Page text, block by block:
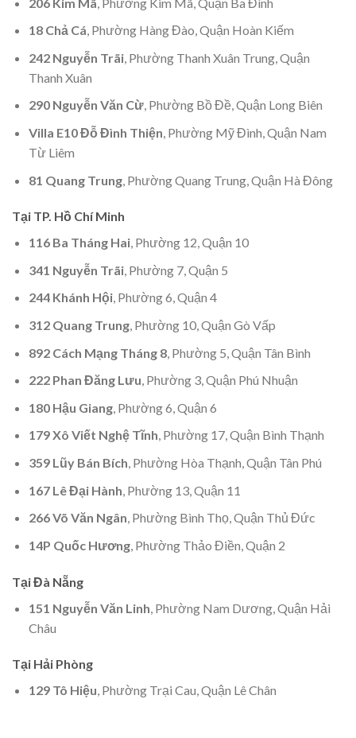
18 Chả Cá, Phường Hàng Đào, Quận Hoàn Kiếm
242 Nguyễn Trãi, Phường Thanh Xuân Trung, Quận
Thanh Xuân
290 Nguyễn Văn Cừ, Phường Bồ Đề, Quận Long Biên
Villa E10 Đỗ Đình Thiện, Phường Mỹ Đình, Quận Nam
Từ Liêm
81 Quang Trung, Phường Quang Trung, Quận Hà Đông
Tại TP. Hồ Chí Minh
116 Ba Tháng Hai, Phường 12, Quận 10
341 Nguyễn Trãi, Phường 7, Quận 5
244 Khánh Hội, Phường 6, Quận 4
312 Quang Trung, Phường 10, Quận Gò Vấp
892 Cách Mạng Tháng 8, Phường 5, Quận Tân Bình
222 Phan Đăng Lưu, Phường 3, Quận Phú Nhuận
180 Hậu Giang, Phường 6, Quận 6
179 Xô Viết Nghệ Tĩnh, Phường 17, Quận Bình Thạnh
359 Lũy Bán Bích, Phường Hòa Thạnh, Quận Tân Phú
167 Lê Đại Hành , Phường 13, Quận 11
266 Võ Văn Ngân, Phường Bình Thọ, Quận Thủ Đức
14P Quốc Hương, Phường Thảo Điền, Quận 2
Tại Đà Nẵng
151 Nguyễn Văn Linh , Phường Nam Dương, Quận Hải
Châu
Tại Hải Phòng
129 Tô Hiệu, Phường Trại Cau, Quận Lê Chân